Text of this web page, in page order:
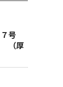
７号
（厚